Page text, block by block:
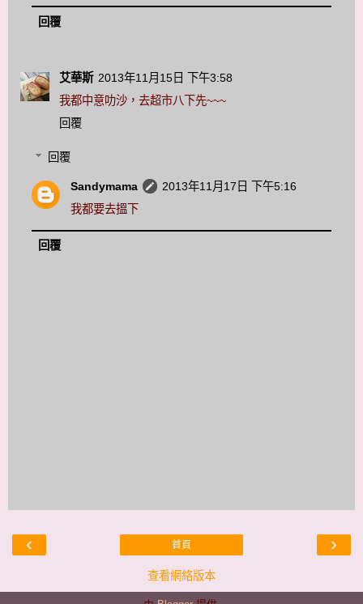
回覆
艾華斯 2013年11月15日 下午3:58
我都中意叻沙，去超市八下先~~~
回覆
回覆
Sandymama
2013年11月17日 下午5:16
我都要去搵下
回覆
‹ ›
首頁
查看網絡版本